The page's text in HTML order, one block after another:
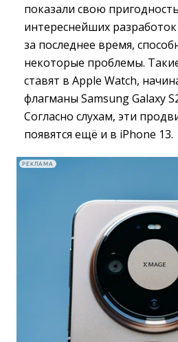
показали свою
интереснейших
за последнее время,
некоторые проблемы.
ставят в Apple Watch,
флагманы Samsung Galaxy
Согласно слухам, эти
появятся ещё и в iPhone 13.
РЕКЛАМА